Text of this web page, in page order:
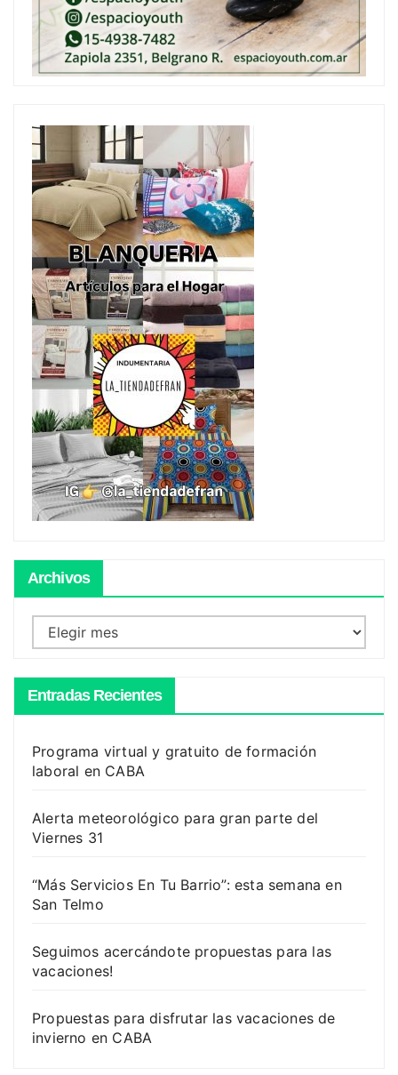
Archivos
Archivos
Entradas Recientes
Programa virtual y gratuito de formación
laboral en CABA
Alerta meteorológico para gran parte del
Viernes 31
“Más Servicios En Tu Barrio”: esta semana en
San Telmo
Seguimos acercándote propuestas para las
vacaciones!
Propuestas para disfrutar las vacaciones de
invierno en CABA